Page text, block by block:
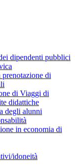
dipendenti pubblici
di
di Viaggi di
didattiche
degli alunni
in economia di
idoneità